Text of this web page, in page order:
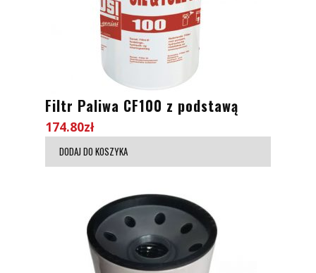
Filtr Paliwa CF100 z podstawą
174.80zł
DODAJ DO KOSZYKA